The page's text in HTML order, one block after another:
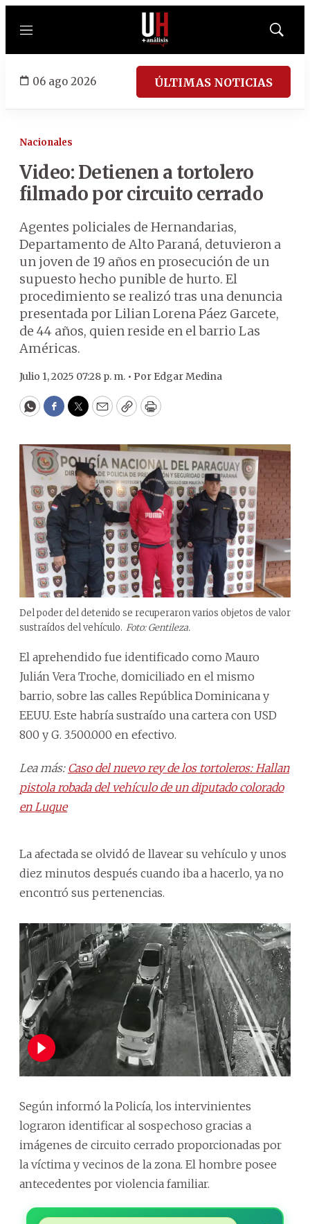
Menú
Mostrar
06 ago 2026 ÚLTIMAS NOTICIAS
Nacionales
Video: Detienen a tortolero
filmado por circuito cerrado
Agentes policiales de Hernandarias,
Departamento de Alto Paraná, detuvieron a
un joven de 19 años en prosecución de un
supuesto hecho punible de hurto. El
procedimiento se realizó tras una denuncia
presentada por Lilian Lorena Páez Garcete,
de 44 años, quien reside en el barrio Las
Américas.
Julio 1, 2025 07:28 p. m. • Por Edgar Medina
WhatsApp
Facebook
Twitter
EmailCopyPrint
Del poder del detenido se recuperaron varios objetos de valor
sustraídos del vehículo. Foto: Gentileza.
El aprehendido fue identificado como Mauro
Julián Vera Troche, domiciliado en el mismo
barrio, sobre las calles República Dominicana y
EEUU. Este habría sustraído una cartera con USD
800 y G. 3.500.000 en efectivo.
Lea más: Caso del nuevo rey de los tortoleros: Hallan
pistola robada del vehículo de un diputado colorado
en Luque
La afectada se olvidó de llavear su vehículo y unos
diez minutos después cuando iba a hacerlo, ya no
encontró sus pertenencias.
Según informó la Policía, los intervinientes
lograron identificar al sospechoso gracias a
imágenes de circuito cerrado proporcionadas por
la víctima y vecinos de la zona. El hombre posee
antecedentes por violencia familiar.